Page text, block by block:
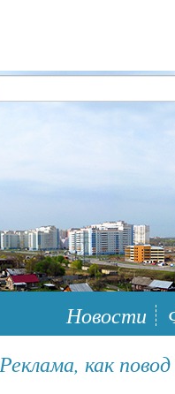
117148, г.Москва, ЮЗАО,
Новости
Реклама, как